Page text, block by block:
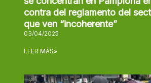
contra del reglamento del
que ven “incoherente”
03/04/2025
LEER MÁS»